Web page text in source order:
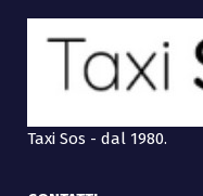
Taxi Sos - dal 1980.